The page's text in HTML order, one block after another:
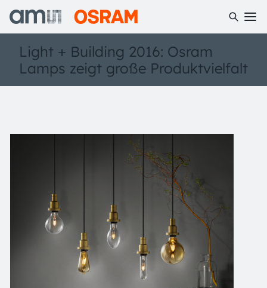
Light + Building 2016: Osram
Lamps zeigt große Produktvielfalt